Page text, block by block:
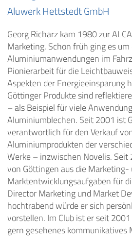
Aluwerk Hettstedt GmbH
Georg Richarz kam 1980 zur
Marketing. Schon früh ging es
Aluminiumanwendungen im
Pionierarbeit für die
Aspekten der Energieeinsparung
Göttinger Produkte sind
– als Beispiel für viele
Aluminiumblechen. Seit 2001 ist
verantwortlich für den Verkauf
Aluminiumprodukten der
Werke – inzwischen Novelis.
von Göttingen aus die Marketing-
Marktentwicklungsaufgaben für
Director Marketing und Market
hochtrabend würde er sich
vorstellen. Im Club ist er seit
gern gesehenes kommunikatives